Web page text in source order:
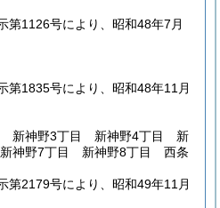
第1126号により、昭和48年7月
第1835号により、昭和48年11月
新神野3丁目 新神野4丁目 新
神野7丁目 新神野8丁目 西条
第2179号により、昭和49年11月